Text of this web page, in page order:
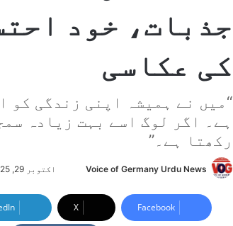
جذبات، خود
کی عکاسی
“میں نے ہمیشہ اپنی زندگی کو
ہے۔ اگر لوگ اسے بہت زیادہ
رکھتا ہے۔”
Voice of Germany Urdu News
n
d
اکتوبر 29, 2025
Facebook
X